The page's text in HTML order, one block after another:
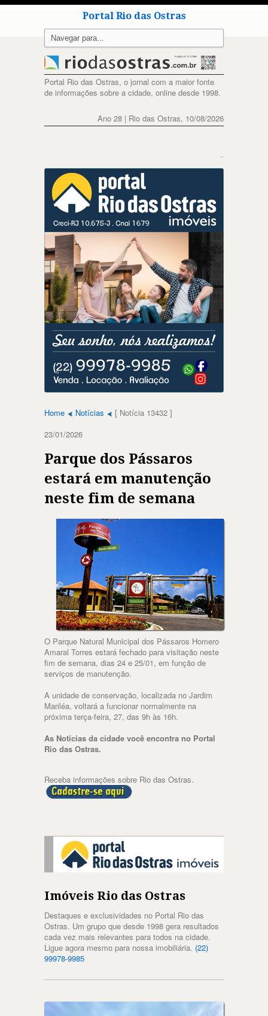
Portal Rio das Ostras
Portal Rio das Ostras, o jornal com a maior fonte
de informações sobre a cidade, online desde 1998.
Ano 28 | Rio das Ostras, 10/08/2026
..
Home Notícias
[ Notícia 13432 ]
23/01/2026
Parque dos Pássaros
estará em manutenção
neste fim de semana
O Parque Natural Municipal dos Pássaros Homero
Amaral Torres estará fechado para visitação neste
fim de semana, dias 24 e 25/01, em função de
serviços de manutenção.
A unidade de conservação, localizada no Jardim
Mariléa, voltará a funcionar normalmente na
próxima terça-feira, 27, das 9h às 16h.
As Notícias da cidade você encontra no Portal
Rio das Ostras.
Receba informações sobre Rio das Ostras.
Imóveis Rio das Ostras
Destaques e exclusividades no Portal Rio das
Ostras. Um grupo que desde 1998 gera resultados
cada vez mais relevantes para todos na cidade.
Ligue agora mesmo para nossa imobiliária. (22)
99978-9985